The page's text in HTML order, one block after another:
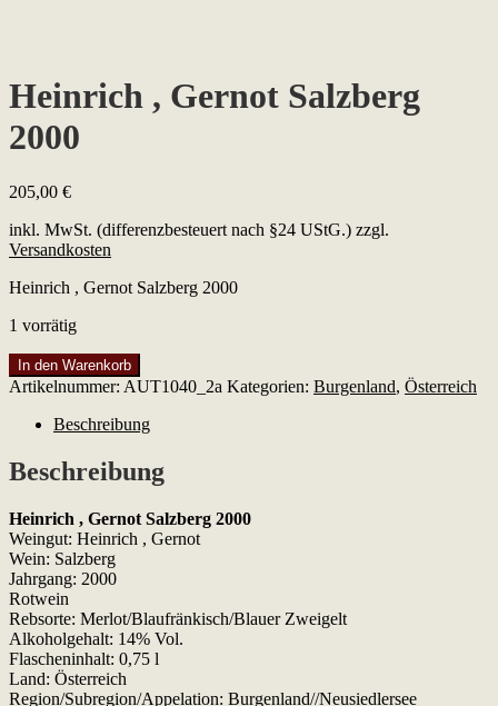
Heinrich , Gernot Salzberg
2000
205,00 €
inkl. MwSt. (differenzbesteuert nach §24 UStG.) zzgl.
Versandkosten
Heinrich , Gernot Salzberg 2000
1 vorrätig
Heinrich
,
Salzberg
Menge
In den Warenkorb
Artikelnummer: AUT1040_2a Kategorien: Burgenland, Österreich
Beschreibung
Beschreibung
Heinrich , Gernot Salzberg 2000
Weingut: Heinrich , Gernot
Wein: Salzberg
Jahrgang: 2000
Rotwein
Rebsorte: Merlot/Blaufränkisch/Blauer Zweigelt
Alkoholgehalt: 14% Vol.
Flascheninhalt: 0,75 l
Land: Österreich
Region/Subregion/Appelation: Burgenland//Neusiedlersee